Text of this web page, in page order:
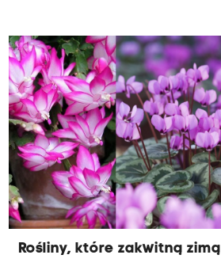
Rośliny, które zakwitną zimą